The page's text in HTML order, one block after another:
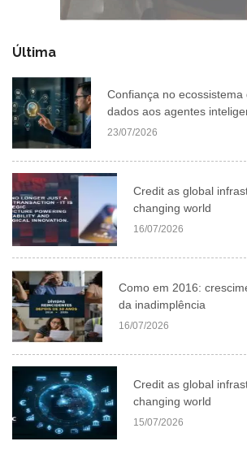
Última
Confiança no ecossistema
dados aos agentes
23/07/2026
Credit as global
changing world
16/07/2026
Como em 2016:
da inadimplência
16/07/2026
Credit as global
changing world
15/07/2026